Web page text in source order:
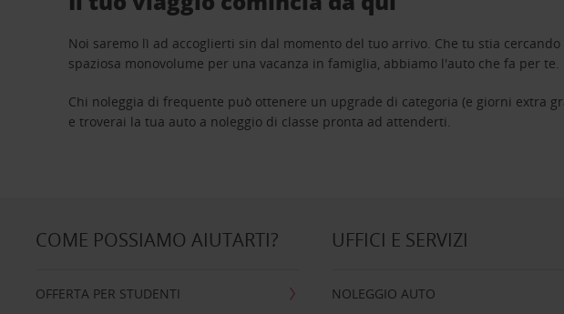
Noi saremo lì ad accoglierti sin dal momento del tuo arrivo. Che tu stia
spaziosa monovolume per una vacanza in famiglia, abbiamo l'auto che fa per te.
Chi noleggia di frequente può ottenere un upgrade di categoria (e giorni extra
e troverai la tua auto a noleggio di classe pronta ad attenderti.
COME POSSIAMO AIUTARTI?
OFFERTA PER STUDENTI
UFFICI E SERVIZI
NOLEGGIO AUTO